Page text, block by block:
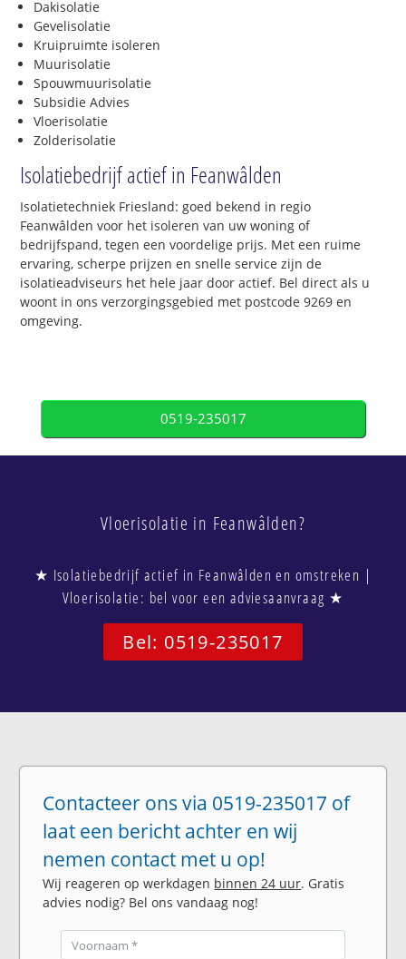
Dakisolatie
Gevelisolatie
Kruipruimte isoleren
Muurisolatie
Spouwmuurisolatie
Subsidie Advies
Vloerisolatie
Zolderisolatie
Isolatiebedrijf actief in Feanwâlden
Isolatietechniek Friesland: goed bekend in regio
Feanwâlden voor het isoleren van uw woning of
bedrijfspand, tegen een voordelige prijs. Met een ruime
ervaring, scherpe prijzen en snelle service zijn de
isolatieadviseurs het hele jaar door actief. Bel direct als u
woont in ons verzorgingsgebied met postcode 9269 en
omgeving.
0519-235017
Vloerisolatie in Feanwâlden?
★ Isolatiebedrijf actief in Feanwâlden en omstreken |
Vloerisolatie: bel voor een adviesaanvraag ★
Bel: 0519-235017
Contacteer ons via 0519-235017 of
laat een bericht achter en wij
nemen contact met u op!
Wij reageren op werkdagen binnen 24 uur. Gratis
advies nodig? Bel ons vandaag nog!